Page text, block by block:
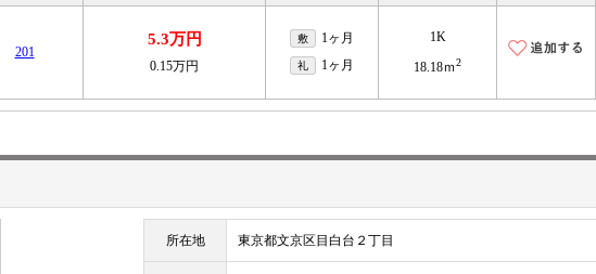
201
5.3万円
0.15万円
敷 1ヶ月
礼 1ヶ月
1K
18.18ｍ2
所在地 東京都文京区目白台２丁目